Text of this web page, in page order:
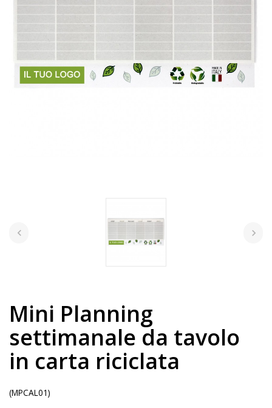
Mini Planning
settimanale da tavolo
in carta riciclata
(MPCAL01)